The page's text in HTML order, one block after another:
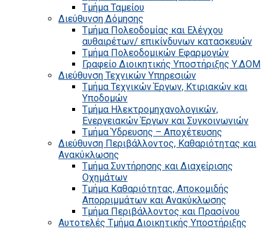
Τμήμα Ταμείου
Διεύθυνση Δόμησης
Τμήμα Πολεοδομίας και Ελέγχου
αυθαιρέτων/ επικίνδυνων κατασκευών
Τμήμα Πολεοδομικών Εφαρμογών
Γραφείο Διοικητικής Υποστήριξης Υ.ΔΟΜ
Διεύθυνση Τεχνικών Υπηρεσιών
Τμήμα Τεχνικών Έργων, Κτιριακών και
Υποδομών
Τμήμα Ηλεκτρομηχανολογικών,
Ενεργειακών Έργων και Συγκοινωνιών
Τμήμα Ύδρευσης – Αποχέτευσης
Διεύθυνση Περιβάλλοντος, Καθαριότητας και
Ανακύκλωσης
Τμήμα Συντήρησης και Διαχείρισης
Οχημάτων
Τμήμα Καθαριότητας, Αποκομιδής
Απορριμμάτων και Ανακύκλωσης
Τμήμα Περιβάλλοντος και Πρασίνου
Αυτοτελές Τμήμα Διοικητικής Υποστήριξης